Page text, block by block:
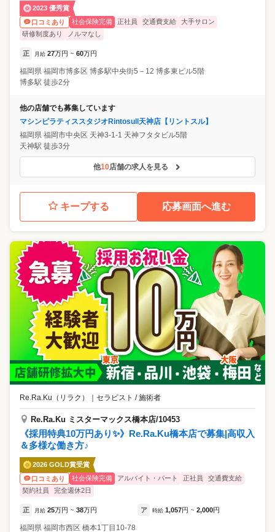
2023 優秀賞
口コミあり
社会保険完備 正社員 交通費支給
大手サロン
研修制度あり
ノルマなし
正 月給 27万円 ~ 60万円
福岡県 福岡市博多区 博多駅中央街5－12 博多東ビル5階
博多駅 徒歩2分
他の店舗でも募集しています
マシンピラティススタジオRintosull天神店【リントスル】
福岡県 福岡市中央区 天神3-1-1 天神フタタビル5階
天神駅 徒歩3分
他10店舗の求人を見る
キープする 応募画面へ進む
Re.Ra.Ku（リラク） ｜ セラピスト / 施術者
Re.Ra.Ku ミスターマックス橋本店/10453
《採用特典10万円あり✨》Re.Ra.Ku橋本店で募集|高収入
＆多様な働き方♪
2026 GOLD賞受賞
口コミあり
社会保険完備 アルバイト・パート 正社員
交通費支給
契約社員
完全週休2日
正 月給 25万円 ~ 38万円 ア 時給 1,057円 ~ 2,000円
福岡県 福岡市西区 橋本1丁目10-78